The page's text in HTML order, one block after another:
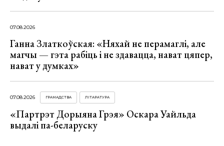
07.08.2026
Ганна Златкоўская: «Няхай не перамаглі, але
магчы — гэта рабіць і не здавацца, нават цяпер,
нават у думках»
07.08.2026 ГРАМАДСТВА ЛІТАРАТУРА
«Партрэт Дорыяна Грэя» Оскара Уайльда
выдалі па-беларуску